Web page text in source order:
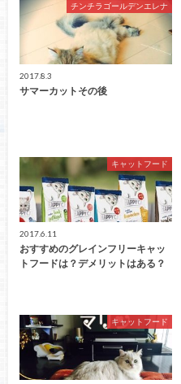
チンチラゴールデンエレナ
2017.8.3
サマーカットその後
キャットフード
2017.6.11
おすすめのグレインフリーキャッ
トフードは？デメリットはある？
キャットフード